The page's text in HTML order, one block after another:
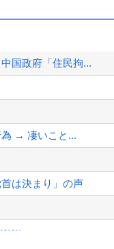
国政府「住民拘...
為 → 凄いこと...
は決まり」の声